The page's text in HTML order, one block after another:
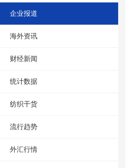
企业报道
海外资讯
财经新闻
统计数据
纺织干货
流行趋势
外汇行情